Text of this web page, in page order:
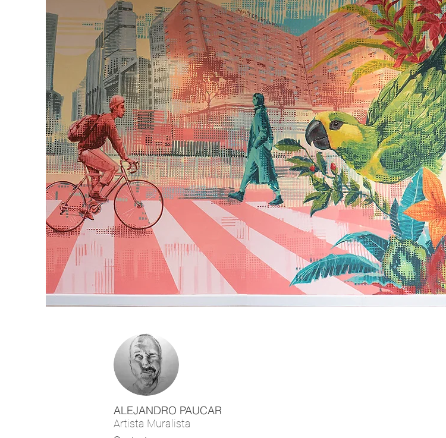
ALEJANDRO PAUCAR
Artista Muralista